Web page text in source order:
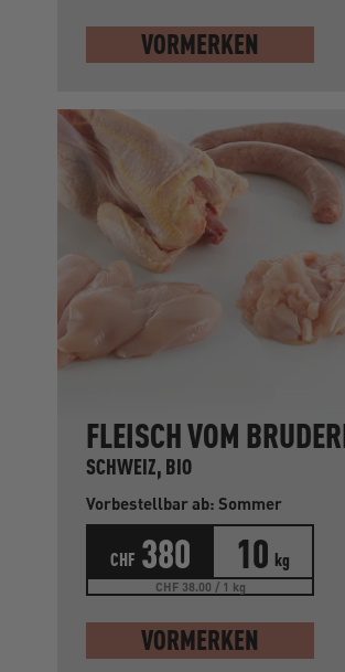
VORMERKEN
FLEISCH VOM
SCHWEIZ, BIO
Vorbestellbar ab: Sommer
CHF 380 10 kg
CHF 38.00 / 1 kg
VORMERKEN